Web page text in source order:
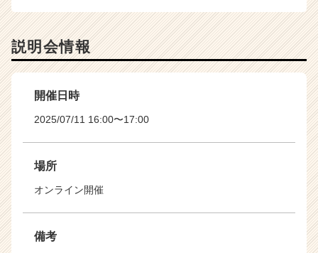
説明会情報
開催日時
2025/07/11 16:00〜17:00
場所
オンライン開催
備考